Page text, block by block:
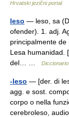
Hrvatski jezični portal
leso — leso, sa
ofender). 1. adj.
principalmente de
Lesa humanidad.
del… …
-leso — [der. di
agg. e sost.
corpo o nella
cerebroleso,